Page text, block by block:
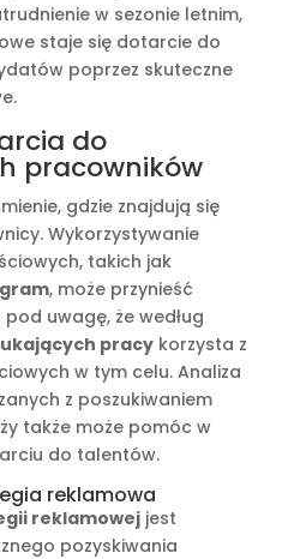
w sezonie letnim,
staje się dotarcie do
poprzez skuteczne
do
pracowników
gdzie znajdują się
Wykorzystywanie
takich jak
, może przynieść
uwagę, że według
pracykorzysta z
w tym celu. Analiza
z poszukiwaniem
także może pomóc w
do talentów.
reklamowa
reklamowejjest
pozyskiwania